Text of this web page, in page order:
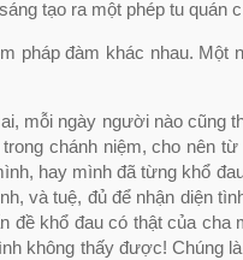
tạo ra một phép tu
pháp đàm khác nhau.
mỗi ngày người nào cũng
chánh niệm, cho nên
hay mình đã từng khổ
và tuệ, đủ để nhận diện
đề khổ đau có thật của
không thấy được! Chúng